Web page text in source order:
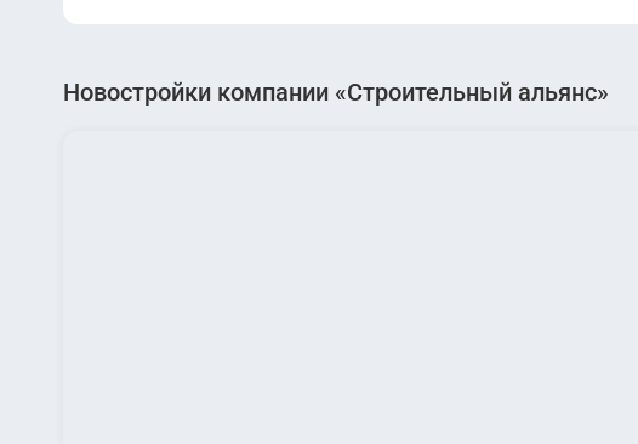
Новостройки компании «Строительный альянс»